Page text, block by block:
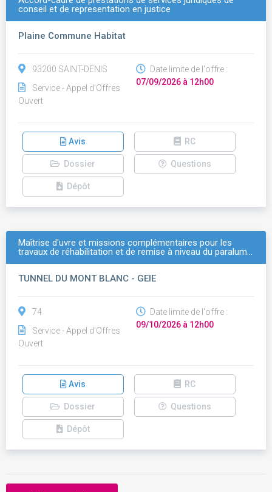
conseil et de representation en justice
Plaine Commune Habitat
93200 SAINT-DENIS
Service - Appel d'Offres
Ouvert
Date limite de l'offre :
07/09/2026 à 12h00
Avis RC
Dossier Questions
Dépôt
Maîtrise d'uvre et missions complémentaires pour les
travaux de réhabilitation et de remise à niveau du paralum…
TUNNEL DU MONT BLANC - GEIE
74
Service - Appel d'Offres
Ouvert
Date limite de l'offre :
09/10/2026 à 12h00
Avis RC
Dossier Questions
Dépôt